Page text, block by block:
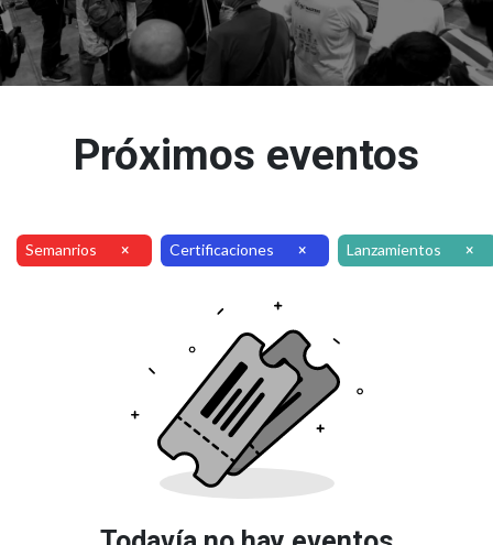
Próximos eventos
Semanrios × Certificaciones × Lanzamientos ×